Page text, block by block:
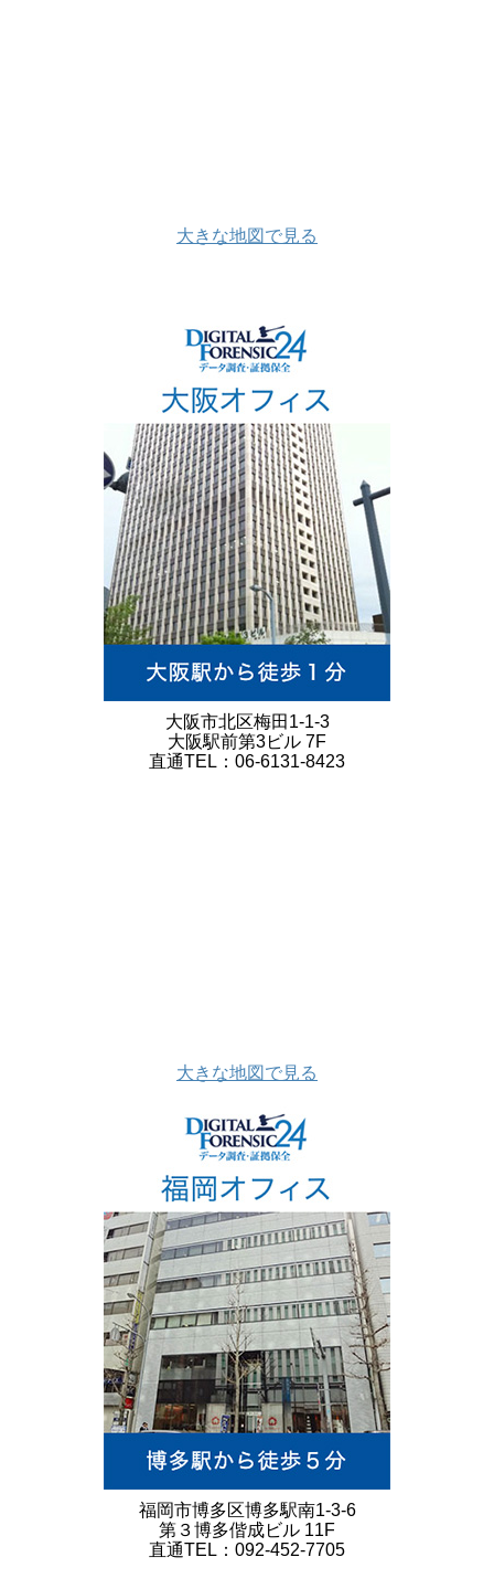
大きな地図で見る
大阪市北区梅田1-1-3
大阪駅前第3ビル 7F
直通TEL：06-6131-8423
大きな地図で見る
福岡市博多区博多駅南1-3-6
第３博多偕成ビル 11F
直通TEL：092-452-7705